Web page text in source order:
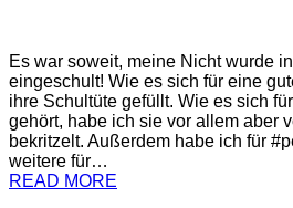
Es war soweit, meine Nicht wurde
eingeschult! Wie es sich für eine
ihre Schultüte gefüllt. Wie es sich
gehört, habe ich sie vor allem aber
bekritzelt. Außerdem habe ich für
weitere für…
READ MORE